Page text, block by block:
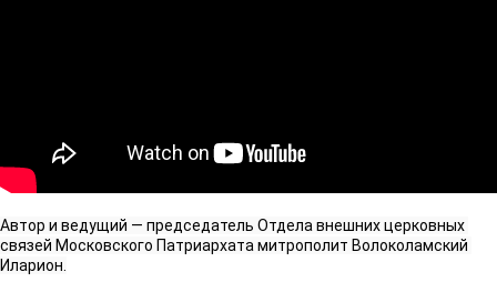
Автор и ведущий — председатель Отдела внешних церковных
связей Московского Патриархата митрополит Волоколамский
Иларион.